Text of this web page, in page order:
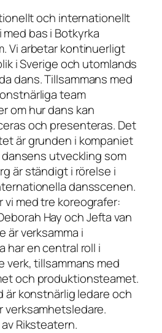
och internationellt
bas i Botkyrka
Vi arbetar kontinuerligt
i Sverige och utomlands
dans. Tillsammans med
team
om hur dans kan
och presenteras. Det
är grunden i kompaniet
utveckling som
är ständigt i rörelse i
dansscenen.
vi med tre koreografer:
Hay och Jefta van
är verksamma i
har en central roll i
verk, tillsammans med
och produktionsteamet.
är konstnärlig ledare och
verksamhetsledare.
Riksteatern.